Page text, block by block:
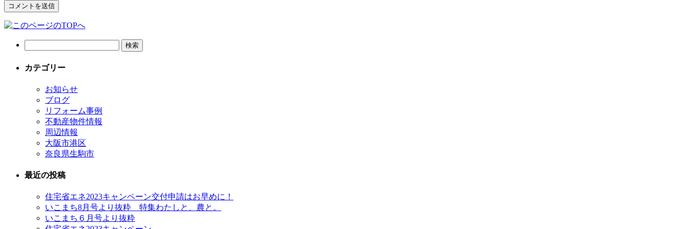
カテゴリー
お知らせ
ブログ
リフォーム事例
不動産物件情報
周辺情報
大阪市港区
奈良県生駒市
最近の投稿
住宅省エネ2023キャンペーン交付申請はお早めに！
いこまち8月号より抜粋 特集わたしと、農と。
いこまち６月号より抜粋